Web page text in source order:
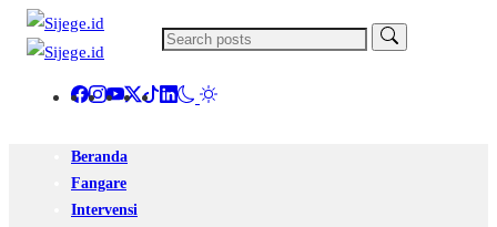
Beranda
Fangare
Intervensi